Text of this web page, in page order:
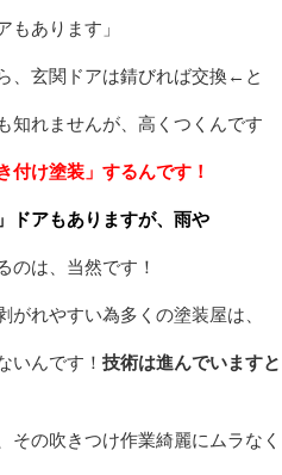
もあります」
、玄関ドアは錆びれば交換←と
知れませんが、高くつくんです
付け塗装」するんです！
ドアもありますが、雨や
のは、当然です！
がれやすい為多くの塗装屋は、
いんです！ 技術は進んでいます
の吹きつけ作業綺麗にムラな